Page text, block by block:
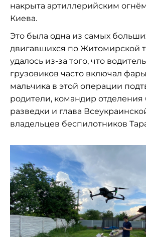
накрыта артиллерийским
Киева.
Это была одна из самых
двигавшихся по Житомирской
удалось из-за того, что
грузовиков часто включал
мальчика в этой операции
родители, командир отделения
разведки и глава
владельцев беспилотников